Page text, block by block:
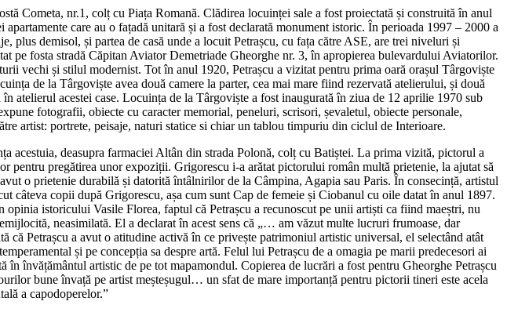
Cometa, nr.1, colț cu Piața Romană. Clădirea locuinței sale a fost proiectată și construită în anul
care au o fațadă unitară și a fost declarată monument istoric. În perioada 1997 – 2000 a
demisol, și partea de casă unde a locuit Petrașcu, cu fața către ASE, are trei niveluri și
pe fosta stradă Căpitan Aviator Demetriade Gheorghe nr. 3, în apropierea bulevardului Aviatorilor.
vechi și stilul modernist. Tot în anul 1920, Petrașcu a vizitat pentru prima oară orașul Târgoviște
de la Târgoviște avea două camere la parter, cea mai mare fiind rezervată atelierului, și două
atelierul acestei case. Locuința de la Târgoviște a fost inaugurată în ziua de 12 aprilie 1970 sub
fotografii, obiecte cu caracter memorial, peneluri, scrisori, șevaletul, obiecte personale,
artist: portrete, peisaje, naturi statice si chiar un tablou timpuriu din ciclul de Interioare.
acestuia, deasupra farmaciei Altân din strada Polonă, colț cu Batiștei. La prima vizită, pictorul a
pentru pregătirea unor expoziții. Grigorescu i-a arătat pictorului român multă prietenie, la ajutat să
o prietenie durabilă și datorită întâlnirilor de la Câmpina, Agapia sau Paris. În consecință, artistul
câteva copii după Grigorescu, așa cum sunt Cap de femeie și Ciobanul cu oile datat în anul 1897.
istoricului Vasile Florea, faptul că Petrașcu a recunoscut pe unii artiști ca fiind maeștri, nu
neasimilată. El a declarat în acest sens că „… am văzut multe lucruri frumoase, dar
că Petrașcu a avut o atitudine activă în ce privește patrimoniul artistic universal, el selectând atât
și pe concepția sa despre artă. Felul lui Petrașcu de a omagia pe marii predecesori ai
învățământul artistic de pe tot mapamondul. Copierea de lucrări a fost pentru Gheorghe Petrașcu
bune învață pe artist meșteșugul… un sfat de mare importanță pentru pictorii tineri este acela
a capodoperelor.”